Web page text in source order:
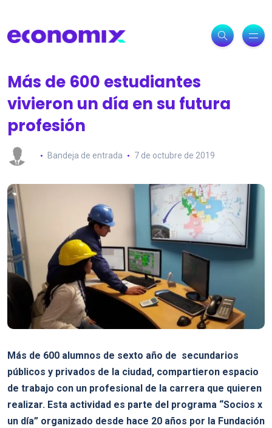
Más de 600 estudiantes
vivieron un día en su futura
profesión
Bandeja de entrada 7 de octubre de 2019
Más de 600 alumnos de sexto año de secundarios
públicos y privados de la ciudad, compartieron espacio
de trabajo con un profesional de la carrera que quieren
realizar. Esta actividad es parte del programa “Socios x
un día” organizado desde hace 20 años por la Fundación